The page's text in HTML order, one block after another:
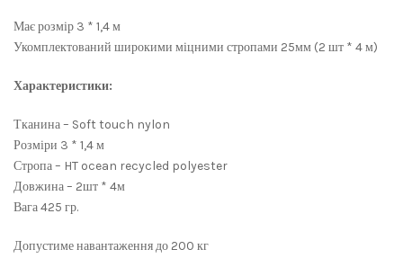
Має розмір 3 * 1,4 м
Укомплектований широкими міцними стропами 25мм (2 шт * 4 м)
Характеристики:
Тканина – Soft touch nylon
Розміри 3 * 1,4 м
Стропа – HT ocean recycled polyester
Довжина – 2шт * 4м
Вага 425 гр.
Допустиме навантаження до 200 кг